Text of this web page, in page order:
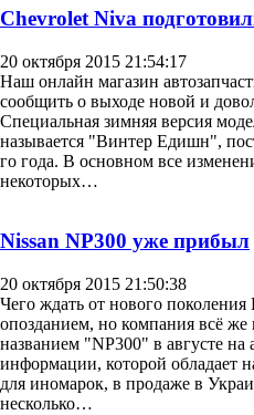
Chevrolet Niva
20 октября 2015 21:54:17
Наш онлайн магазин
сообщить о выходе новой и
Специальная зимняя версия
называется "Винтер Едишн",
го года. В основном все
некоторых…
Nissan NP300 уже прибыл
20 октября 2015 21:50:38
Чего ждать от нового
опозданием, но компания всё же
названием "NP300" в августе
информации, которой обладает
для иномарок, в продаже в
несколько…